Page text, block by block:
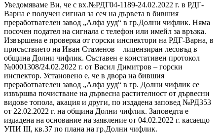
Уведомяваме Ви, че с вх.№РДГ04-1189-24.02.2022 г. в РДГ-
Варна е получен сигнал за сеч на дървета в бившия
преработвателен завод „Алфа ууд“ в гр.Долни чифлик. Няма
посочен подател на сигнала с телефон или имейл за връзка.
Извършена е проверка от горски инспектори на РДГ-Варна, в
присъствието на Иван Стаменов – лицензиран лесовъд в
община Долни чифлик. Съставен е констативен протокол
№0001308/24.02.2022 г. от Васил Димитров – горски
инспектор. Установено е, че в двора на бившия
преработвателен завод „Алфа ууд“ в гр. Долни чифлик се
извършва почистване на дървесна растителност от дървесни
видове топола, акация и други, по издадена заповед №РД353
от 22.02.2022 г. на община Долни чифлик. Заповедта е
издадена на основание на заявление от 04.02.2022 г. касаещо
УПИ III, кв.37 по плана на гр.Долни чифлик.